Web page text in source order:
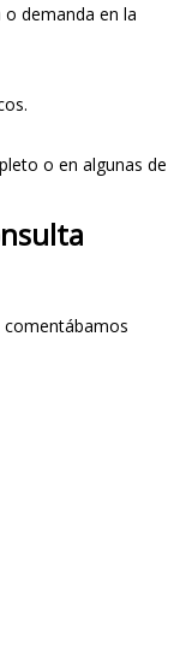
demanda en la
o en algunas de
comentábamos